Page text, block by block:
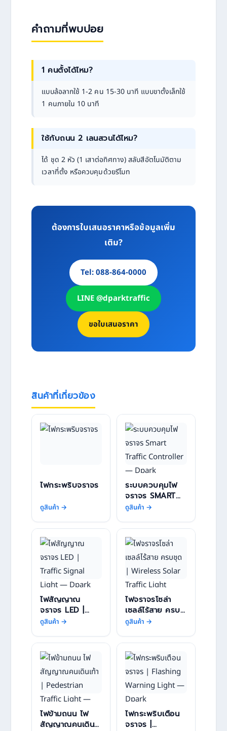
คำถามที่พบบ่อย
1 คนตั้งได้ไหม?
แบบล้อลากใช้ 1-2 คน 15-30 นาที แบบขาตั้งเล็กใช้
1 คนภายใน 10 นาที
ใช้กับถนน 2 เลนสวนได้ไหม?
ได้ ชุด 2 หัว (1 เสาต่อทิศทาง) สลับสีอัตโนมัติตาม
เวลาที่ตั้ง หรือควบคุมด้วยรีโมท
ต้องการใบเสนอราคาหรือข้อมูลเพิ่ม
เติม?
Tel: 088-864-0000
LINE @dparktraffic
ขอใบเสนอราคา
สินค้าที่เกี่ยวข้อง
ไฟกระพริบจราจร
ดูสินค้า →
ระบบควบคุมไฟ
จราจร SMART
TRAFFIC
DPARK
ดูสินค้า →
ไฟสัญญาณ
จราจร LED |
TRAFFIC
— DPARK
ดูสินค้า →
ไฟจราจรโซล่า
เซลล์ไร้สาย ครบ
ชุด | WIRELESS
LIGHT SYSTEM
— DPARK
ดูสินค้า →
ไฟข้ามถนน ไฟ
สัญญาณคนเดิน
ไฟกระพริบเตือน
จราจร |